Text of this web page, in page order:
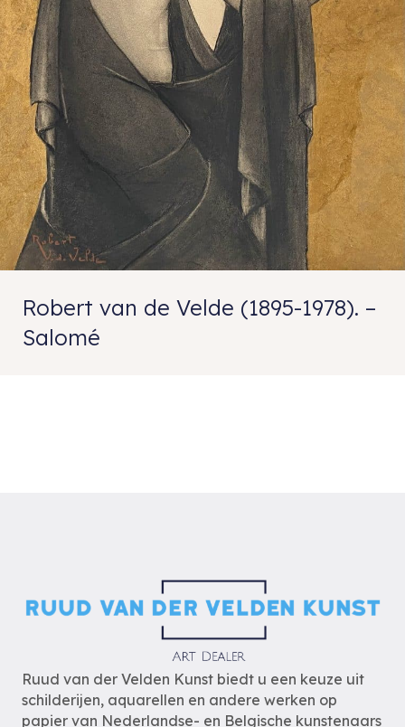
Robert van de Velde (1895-1978). –
Salomé
Ruud van der Velden Kunst biedt u een keuze uit
schilderijen, aquarellen en andere werken op
papier van Nederlandse- en Belgische kunstenaars